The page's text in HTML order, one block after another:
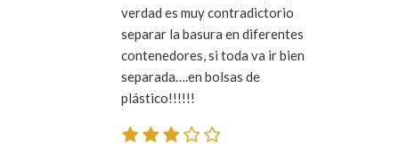
verdad es muy contradictorio
separar la basura en diferentes
contenedores, si toda va ir bien
separada….en bolsas de
plástico!!!!!!